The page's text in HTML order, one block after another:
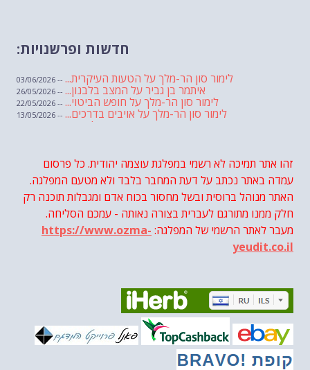
חדשות ופרשנויות:
לימור סון הר-מלך על הטעות העיקרית... -- 03/06/2026
איתמר בן גביר על המצב בלבנון... -- 26/05/2026
לימור סון הר-מלך על חופש הביטוי... -- 22/05/2026
לימור סון הר-מלך על אויבים בדרכים... -- 13/05/2026
שבועת אמונים לדעאש
לימור סון הר-מלך על חוק...-- 19/04/2026
מיכאל בן ארי על פרשת הת...
מיכאל בן ארי על פרשת הת... -- 10/04/2026
השר בן גביר במקום נפילת הטיל.... -- 06/04/2026
חוק עונש מוות למחבלים...-- 29/03/2026
מיכאל בן ארי על פרשת השבוע ת... -- 27/03/2026
מיכאל בן ארי על פרשת השבוע ת...-- 20/03/2026
מיכאל בן ארי על דילמת המנהיגות....
מיכאל בן ארי על פרשת הת...
מיכאל בן ארי על פרשת הת...
מיכאל בן ארי על פרשת הת...-- 13/02/2026
מיכאל בן ארי על פרשת השבוע ת...-- 06/02/2026
חלקם של היהודים הולך ופוחת....
מיכאל בן ארי על פרשת השבוע ת...
זהו אתר תמיכה לא רשמי במפלגת עוצמה יהודית. כל פרסום
עמדה באתר נכתב על דעת המחבר בלבד ולא מטעם המפלגה.
האתר מנוהל ברוסית ובשל מחסור בכוח אדם ומגבלות תוכנה רק
חלק ממנו מתורגם לעברית בצורה נאותה - עמכם הסליחה.
מעבר לאתר הרשמי של המפלגה: https://www.ozma-
yeudit.co.il